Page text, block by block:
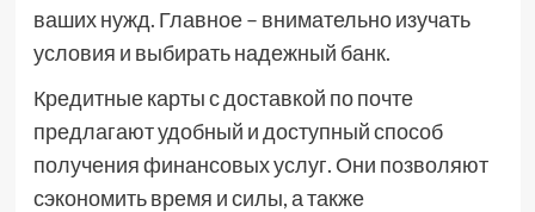
ваших нужд. Главное – внимательно изучать
условия и выбирать надежный банк.
Кредитные карты с доставкой по почте
предлагают удобный и доступный способ
получения финансовых услуг. Они позволяют
сэкономить время и силы, а также